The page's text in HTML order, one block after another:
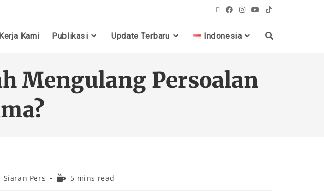
Kerja Kami Publikasi Update Terbaru Indonesia
Mengulang Persoalan
Siaran Pers 5 mins read